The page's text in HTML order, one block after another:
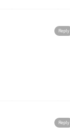
Reply
Reply